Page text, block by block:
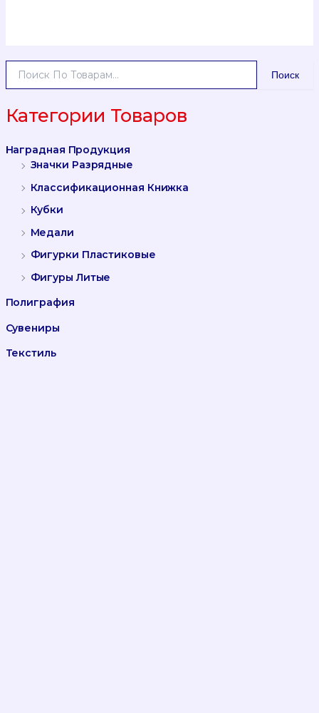
А
Т
:
Поиск
Категории Товаров
Наградная Продукция
Значки Разрядные
Классификационная Книжка
Кубки
Медали
Фигурки Пластиковые
Фигуры Литые
Полиграфия
Сувениры
Текстиль